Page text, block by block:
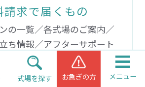
請求で届くもの
の一覧／各式場のご案内／
ち情報／アフターサポート
式場を探す お急ぎの方 メニュー